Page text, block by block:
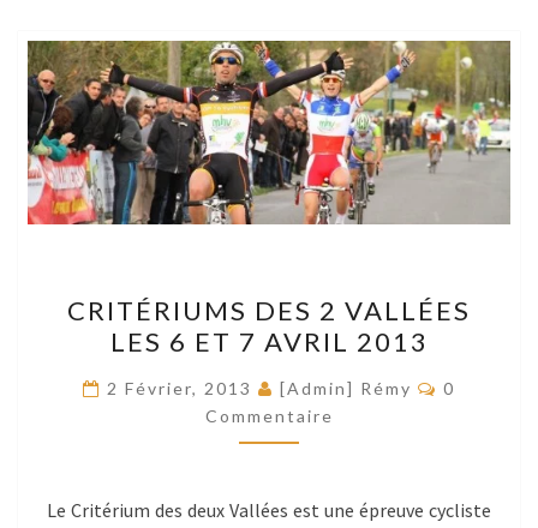
DES
2
VALLÉES
LES
6
7
CRITÉRIUMS DES 2 VALLÉES
LES 6 ET 7 AVRIL 2013
2 Février, 2013 [Admin] Rémy
0
Commentaire
Le Critérium des deux Vallées est une épreuve cycliste